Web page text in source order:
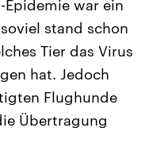
USA
Aktuelle Beiträge,
Hintergründe
Wirtschaftlich und
gehören die Vereinigten
den mächtigsten Ländern
mit großem Einfluss auf
aktuelle Weltgeschehen.
Epidemie war ein
stand schon
Tier das Virus
hat. Jedoch
Flughunde
Übertragung